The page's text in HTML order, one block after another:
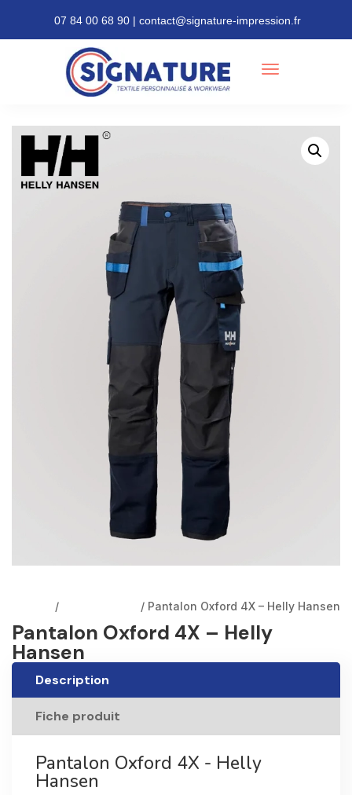
07 84 00 68 90 | contact@signature-impression.fr
/ / Pantalon Oxford 4X – Helly Hansen
Pantalon Oxford 4X – Helly
Hansen
Description
Fiche produit
Pantalon Oxford 4X - Helly
Hansen